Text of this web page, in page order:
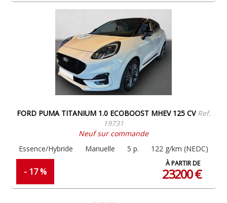
FORD PUMA TITANIUM 1.0 ECOBOOST MHEV 125 CV Ref.
19731
Neuf sur commande
Essence/Hybride
Manuelle 5 p. 122 g/km (NEDC)
- 17 %
À PARTIR DE
23200 €